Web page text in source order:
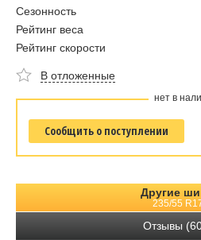
Сезонность
Рейтинг веса
Рейтинг скорости
В отложенные
нет в
Сообщить о поступлении
Другие
235/55
Отзывы